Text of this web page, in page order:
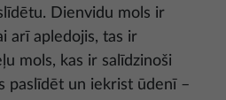
Dienvidu mols ir
arī apledojis, tas ir
mols, kas ir salīdzinoši
paslīdēt un iekrist ūdenī –